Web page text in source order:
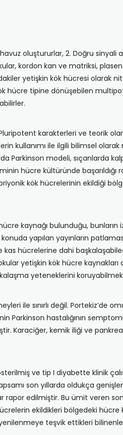
oluştururlar, 2. Doğru sinyali
kordon kan ve matriksi,
yetişkin kök hücresi olarak
hücre tipine dönüşebilen
karakterleri ve teorik
ile ilgili bilimsel olarak
Parkinson modeli, sıçanlarda
hücre kültüründe başarıldığı
kök hücrelerinin ekildiği
kaynağı bulunduğu,
yapılan yayınların
hücrelerine dahi
yetişkin kök hücre kaynakları
yeteneklerini
ile sınırlı değil. Portekiz’de
hastalığının
Karaciğer, kemik iliği ve
ve tip I diyabette klinik
son yıllarda oldukça
rapor edilmiştir. Bu ümit veren
ekildikleri bölgedeki
teşvik ettikleri bilinenler